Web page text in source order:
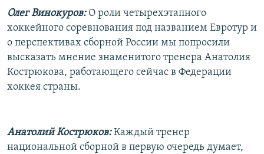
СИБИРЬ.РЕАЛИИ
РАСПИСАНИЕ ВЕЩАНИЯ
ПОДПИШИТЕСЬ НА РАССЫЛКУ
СОЦИАЛЬНЫЕ СЕТИ
Олег Винокуров:О роли четырехэтапного
хоккейного соревнования под названием Евротур и
о перспективах сборной России мы попросили
высказать мнение знаменитого тренера Анатолия
Кострюкова, работающего сейчас в Федерации
хоккея страны.
Анатолий Кострюков:Каждый тренер
национальной сборной в первую очередь думает,